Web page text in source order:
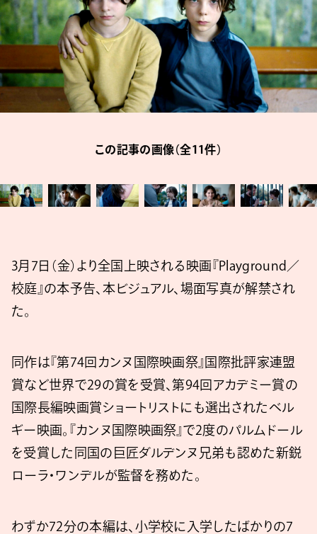
この記事の画像（全11件）
3月7日（金）より全国上映される映画『Playground／
校庭』の本予告、本ビジュアル、場面写真が解禁され
た。
同作は『第74回カンヌ国際映画祭』国際批評家連盟
賞など世界で29の賞を受賞、第94回アカデミー賞の
国際長編映画賞ショートリストにも選出されたベル
ギー映画。『カンヌ国際映画祭』で2度のパルムドール
を受賞した同国の巨匠ダルデンヌ兄弟も認めた新鋭
ローラ・ワンデルが監督を務めた。
わずか72分の本編は、小学校に入学したばかりの7